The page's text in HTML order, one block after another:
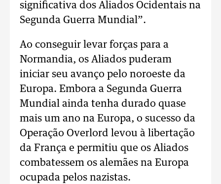
significativa dos Aliados Ocidentais na
Segunda Guerra Mundial”.
Ao conseguir levar forças para a
Normandia, os Aliados puderam
iniciar seu avanço pelo noroeste da
Europa. Embora a Segunda Guerra
Mundial ainda tenha durado quase
mais um ano na Europa, o sucesso da
Operação Overlord levou à libertação
da França e permitiu que os Aliados
combatessem os alemães na Europa
ocupada pelos nazistas.